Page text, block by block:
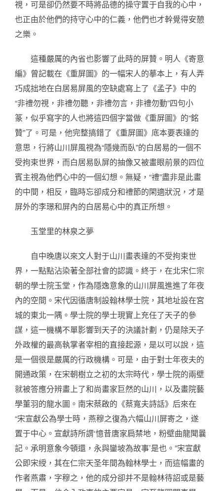
視，可是卻仍然要不時將品德的操守置于自我的心中，
也正由於他們的持守心中的仁義，他們也才幹覺得安憩
之樂。
這種嚴厲的內省也影響了此時的屏贊。明人《寄意
編》曾記載在《重屏圖》的一幅宋人的摹本上，有人弄
巧成拙地在白居易屏風的空缺處寫上了《孟子》中的
“非禮勿視，非禮勿聽，非禮勿言，非禮勿動”四句小
篆，似乎寫字的人也將這四個字當做《重屏圖》的“銘
贊”了。可是，他完整搞錯了《重屏圖》底本要表達的
意思，行將山川屏風視為“隱幾而臥”的白居易的一個不
受拘束世界，而白居易臥屏的抽像又被畫眼前景的四位
賓主視為他們心中的一個幻想。無疑，“禮”盡非是此畫
的中間，相反，臨時忘卻成分和禮節的閑適狀況，才是
屏外的李璟和屏內的白居易心中的真正所想。
玉堂里的林泉之夢
自中晚唐以來文人對于山川畫表達的不受拘束世
界，一點點沾染著全部社會的認識。終于，在北宋仁宗
朝的學士院玉堂，作為隱逸意象的山川屏風進進了年夜
內的空間。宋代因循唐制設翰林學士院，其地址設在宮
城的東北一隅。學士院的學士現實上充任了天子的參
謀，這一機構不單影響到天子的決議計劃，仍是除天子
外政權的最高執掌者宰相的直接起源，是以可以說，這
是一個很是嚴厲的行政機構。可是，由于對士年夜夫的
開通政策，在宋朝樹立之初的太宗時代，學士院的兩壁
就被答應分辨畫上了和尚畫家巨然的山川，以及畫院藝
學董羽的龍水圖。南宋蔡啟的《蔡寬夫詩話》后來在
“宋宣獻公為學士時，燕穆之復為六幅山川屏寄之，遂
置于中心。宣獻詩所謂‘憶昔唐家扃禁地，粉壁曲龍聞曩
記。承明意象今頓還，永與鑾坡為故事’是也。”宋宣獻
公即宋綬，其在仁宗天圣年間為翰林學士，而這幅畫的
作者燕肅，字穆之，他的成分卻并不是翰林待詔或是藝